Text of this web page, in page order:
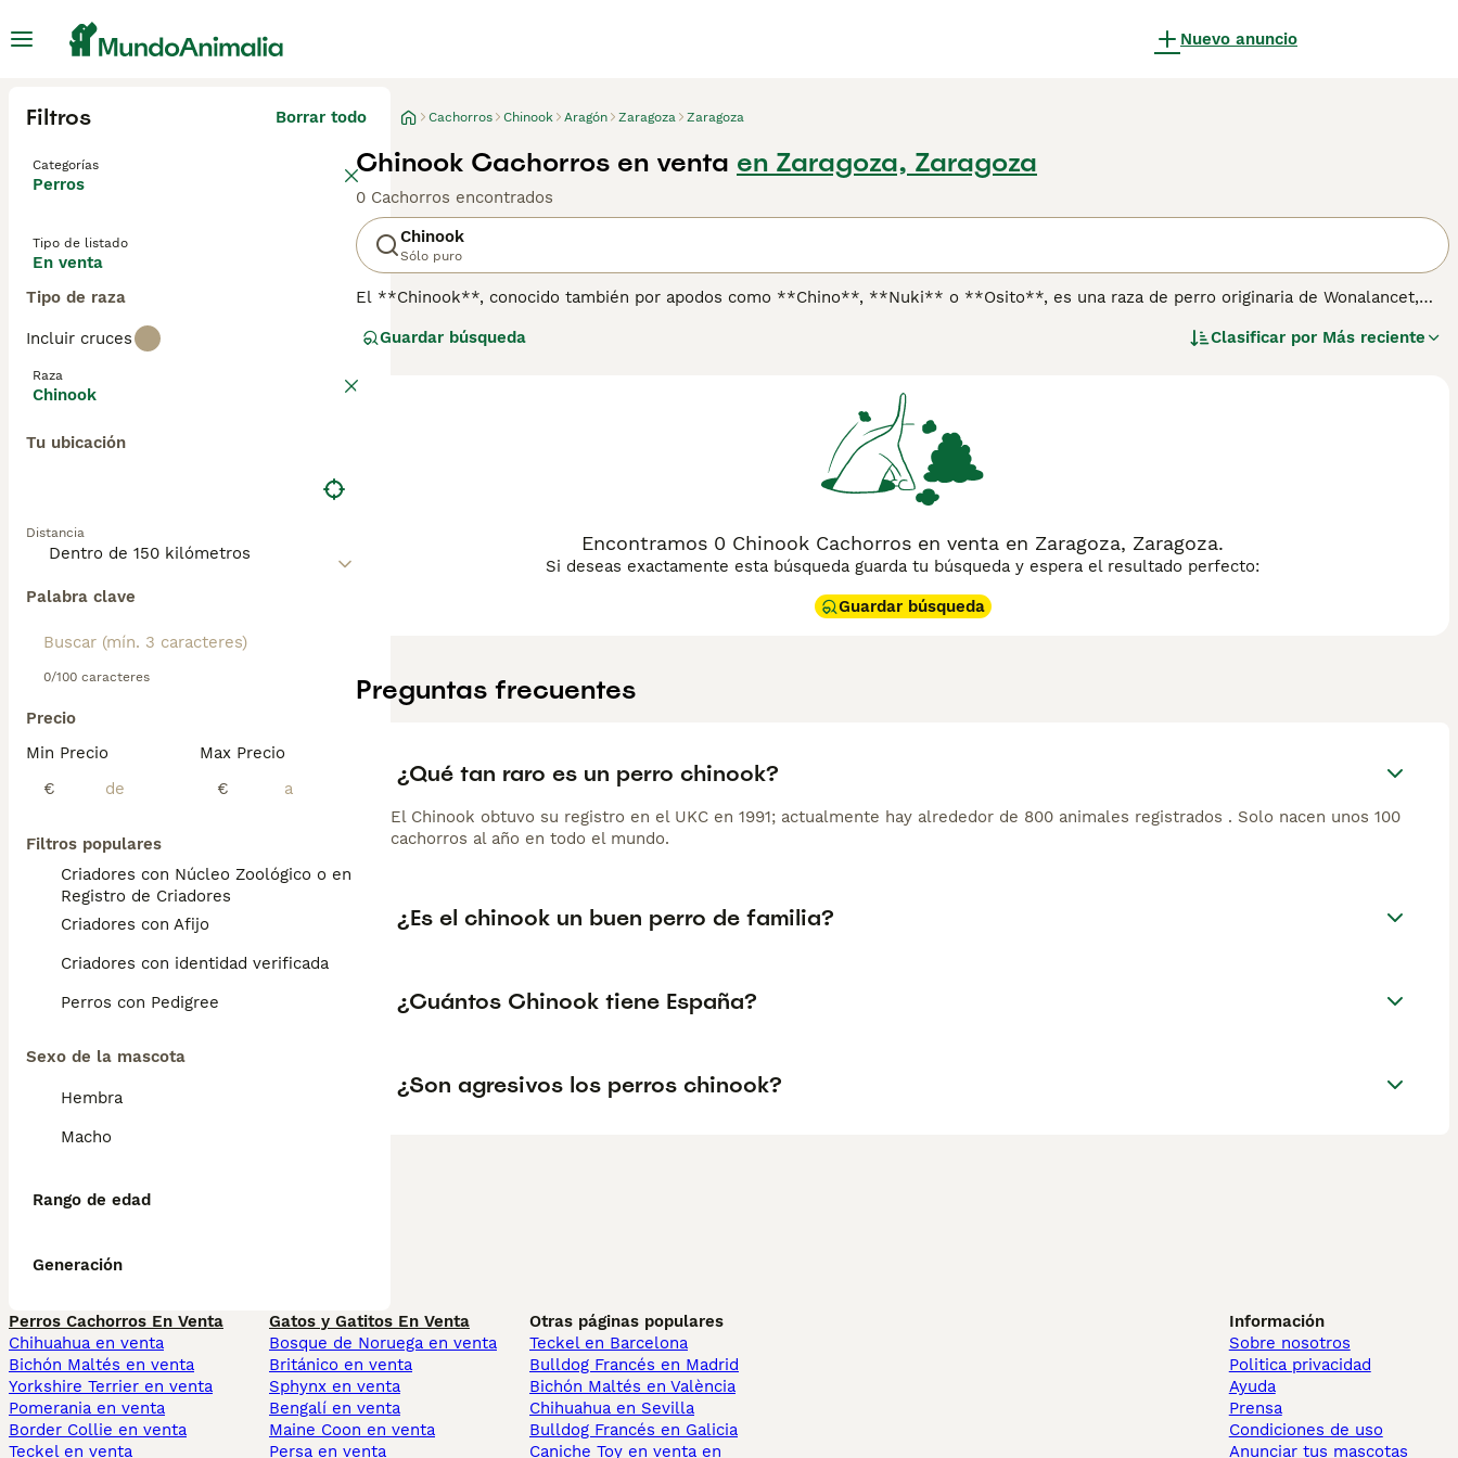
Nuevo anuncio
Filtros Borrar todo
Categorías
Perros
Tipo de listado
En venta
Tipo de raza
Incluir cruces
Raza
Chinook
Tu ubicación
Distancia
Palabra clave
0/100 caracteres
Precio
Min Precio
€
Max Precio
€
Filtros populares
Criadores con Núcleo Zoológico o en el
Registro de Criadores
Criadores con Afijo
Criadores con identidad verificada
Perros con Pedigree
Sexo de la mascota
Hembra
Macho
Rango de edad
Generación
Cachorros Chinook Aragón Zaragoza Zaragoza
Chinook Cachorros en venta en Zaragoza, Zaragoza
0 Cachorros encontrados
Chinook
Sólo puro
El **Chinook**, conocido también por apodos como **Chino**, **Nuki** o **Osito**, es una raza de perro originaria de Wonalancet,
características físicas incluyen un pelaje color tostado (tawny) que varía de un tono miel pálido a dorado rojizo, ojos almendrados oscuros
temperamento, el **Chinook** es conocido por ser muy apacible, paciente y profundamente leal, ideal para familias activas y personas
que buscan un compañero cariñoso y sociable. Es un perro activo que requiere ejercicio diario significativo, como caminatas largas o
actividades de trineo, y no se adapta bien a estilos de vida sedentarios o a quedarse solo por muchas horas. Su naturaleza tranquila en
interiores y su inteligencia lo hacen adecuado para entrenamiento constante y socialización. En resumen, el **Chinook** es un perro
noble y enérgico, perfecto para hogares con espacio y dueños comprometidos con su cuidado y ejercicio.
Guardar búsqueda Clasificar por Más reciente
Encontramos 0 Chinook Cachorros en venta en Zaragoza, Zaragoza.
Si deseas exactamente esta búsqueda guarda tu búsqueda y espera el resultado perfecto:
Guardar búsqueda
Preguntas frecuentes
¿Qué tan raro es un perro chinook?
El Chinook obtuvo su registro en el UKC en 1991; actualmente hay alrededor de 800 animales registrados . Solo nacen unos 100
cachorros al año en todo el mundo.
¿Es el chinook un buen perro de familia?
¿Cuántos Chinook tiene España?
¿Son agresivos los perros chinook?
Perros Cachorros En Venta
Chihuahua en venta
Bichón Maltés en venta
Yorkshire Terrier en venta
Pomerania en venta
Border Collie en venta
Teckel en venta
Gatos y Gatitos En Venta
Bosque de Noruega en venta
Británico en venta
Sphynx en venta
Bengalí en venta
Maine Coon en venta
Persa en venta
Otras páginas populares
Teckel en Barcelona
Bulldog Francés en Madrid
Bichón Maltés en València
Chihuahua en Sevilla
Bulldog Francés en Galicia
Caniche Toy en venta en
Información
Sobre nosotros
Politica privacidad
Ayuda
Prensa
Condiciones de uso
Anunciar tus mascotas